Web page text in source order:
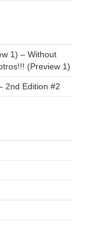
1) – Without
(Preview 1)
2nd Edition #2